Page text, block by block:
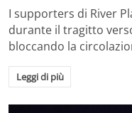
I supporters di River
durante il tragitto
bloccando la
Leggi di più